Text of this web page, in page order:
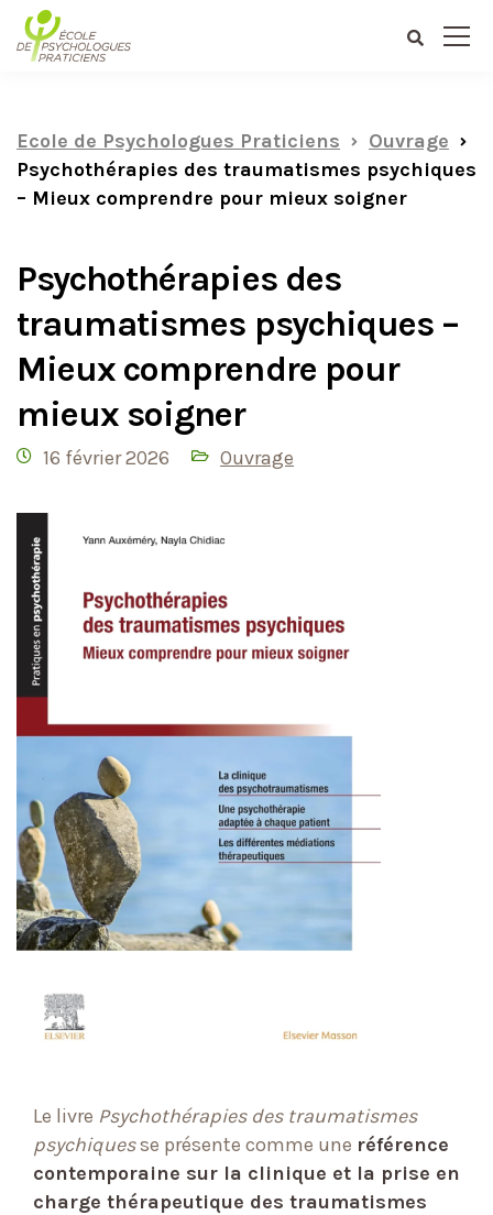
contenu
Ecole de Psychologues Praticiens
Ouvrage
Psychothérapies des traumatismes psychiques
– Mieux comprendre pour mieux soigner
Psychothérapies des
traumatismes psychiques –
Mieux comprendre pour
mieux soigner
16 février 2026 Ouvrage
Le livre Psychothérapies des traumatismes
psychiquesse présente comme une référence
contemporaine sur la clinique et la prise en
charge thérapeutique des traumatismes